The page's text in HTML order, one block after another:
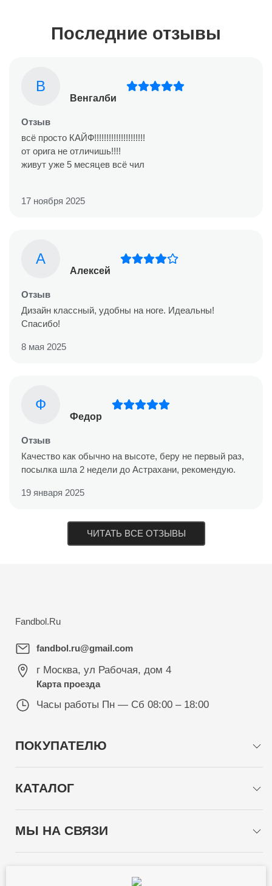
Последние отзывы
В
Венгалби
Отзыв
всё просто КАЙФ!!!!!!!!!!!!!!!!!!!!!
от орига не отличишь!!!!
живут уже 5 месяцев всё чил
17 ноября 2025
А
Алексей
Отзыв
Дизайн классный, удобны на ноге. Идеальны!
Спасибо!
8 мая 2025
Ф
Федор
Отзыв
Качество как обычно на высоте, беру не первый раз,
посылка шла 2 недели до Астрахани, рекомендую.
19 января 2025
ЧИТАТЬ ВСЕ ОТЗЫВЫ
Fandbol.Ru
fandbol.ru@gmail.com
г Москва, ул Рабочая, дом 4
Карта проезда
Часы работы Пн — Сб 08:00 – 18:00
ПОКУПАТЕЛЮ
КАТАЛОГ
МЫ НА СВЯЗИ
СПОСОБЫ ОПЛАТЫ